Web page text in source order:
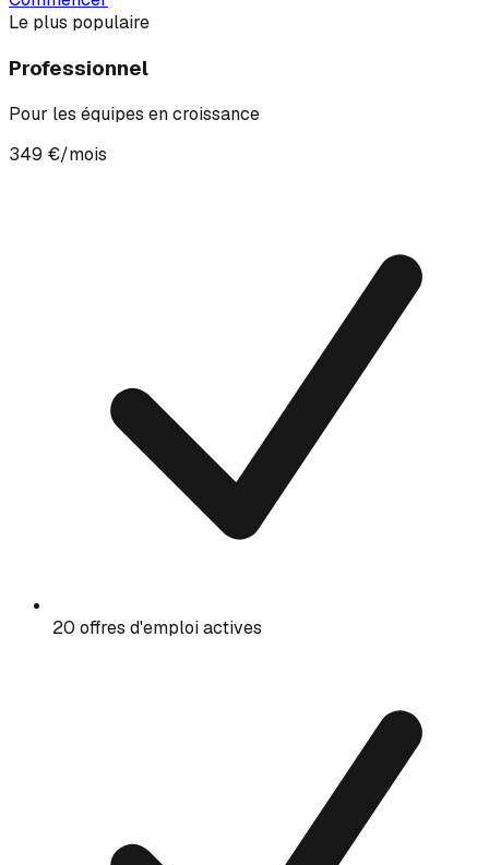
Le plus populaire
Professionnel
Pour les équipes en croissance
349 €/mois
20 offres d'emploi actives